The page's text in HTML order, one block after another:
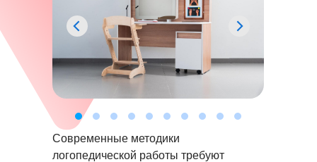
Современные методики
логопедической работы требуют